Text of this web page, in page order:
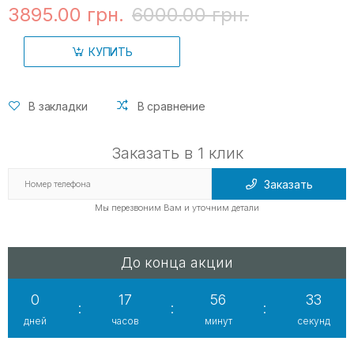
3895.00 грн. 6000.00 грн.
КУПИТЬ
В закладки В сравнение
Заказать в 1 клик
Заказать
Мы перезвоним Вам и уточним детали
До конца акции
0
дней
:
17
часов
:
56
минут
:
33
секунд